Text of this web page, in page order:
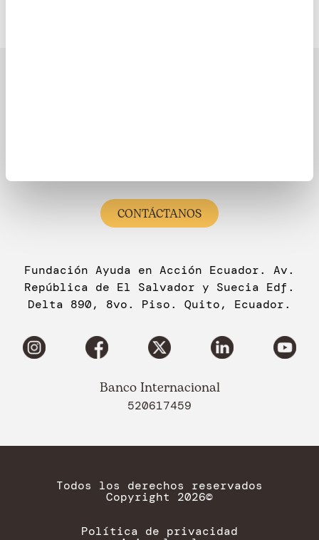
CONTÁCTANOS
Fundación Ayuda en Acción Ecuador. Av.
República de El Salvador y Suecia Edf.
Delta 890, 8vo. Piso. Quito, Ecuador.
Banco Internacional
520617459
Todos los derechos reservados
Copyright 2026©
Política de privacidad